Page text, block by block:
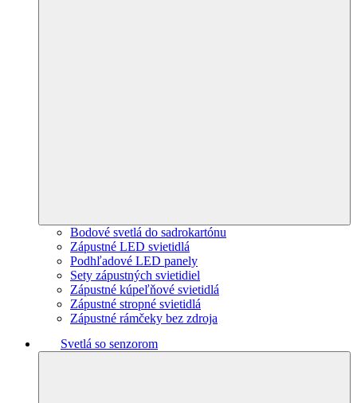
Bodové svetlá do sadrokartónu
Zápustné LED svietidlá
Podhľadové LED panely
Sety zápustných svietidiel
Zápustné kúpeľňové svietidlá
Zápustné stropné svietidlá
Zápustné rámčeky bez zdroja
Svetlá so senzorom